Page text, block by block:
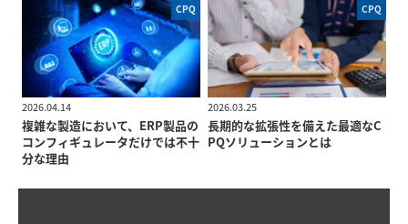
CPQ
2026.04.14
複雑な製造において、ERP製品の
コンフィギュレータだけでは不十
分な理由
CPQ
2026.03.25
長期的な拡張性を備えた最適なC
PQソリューションとは